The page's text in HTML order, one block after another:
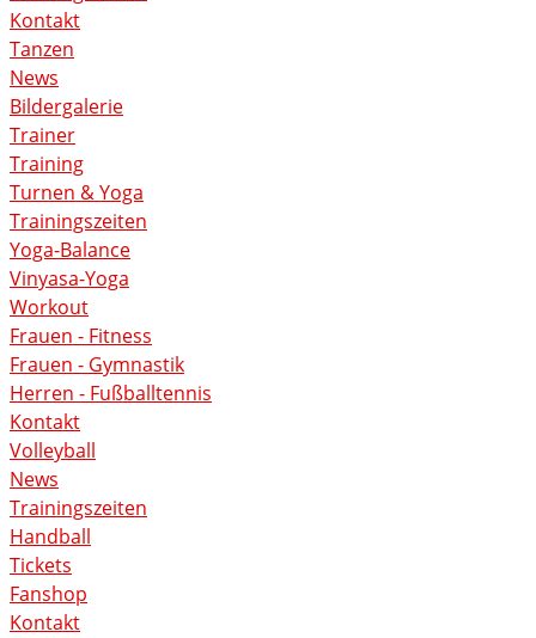
Kontakt
Tanzen
News
Bildergalerie
Trainer
Training
Turnen & Yoga
Trainingszeiten
Yoga-Balance
Vinyasa-Yoga
Workout
Frauen - Fitness
Frauen - Gymnastik
Herren - Fußballtennis
Kontakt
Volleyball
News
Trainingszeiten
Handball
Tickets
Fanshop
Kontakt